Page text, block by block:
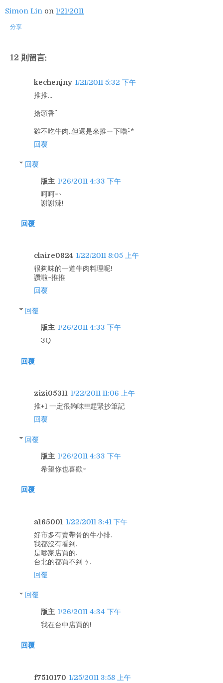
Simon Lin on 1/21/2011
分享
12 則留言:
kechenjny 1/21/2011 5:32 下午
推推...
搶頭香^^
雖不吃牛肉..但還是來推ㄧ下嚕^-*
回覆
回覆
版主 1/26/2011 4:33 下午
呵呵~~
謝謝辣!
回覆
claire0824 1/22/2011 8:05 上午
很夠味的一道牛肉料理呢!
讚啦~推推
回覆
回覆
版主 1/26/2011 4:33 下午
3Q
回覆
zizi05311 1/22/2011 11:06 上午
推+1 一定很夠味!!!趕緊抄筆記
回覆
回覆
版主 1/26/2011 4:33 下午
希望你也喜歡~
回覆
a165001 1/22/2011 3:41 下午
好市多有賣帶骨的牛小排.
我都沒有看到.
是哪家店買的.
台北的都買不到ㄋ.
回覆
回覆
版主 1/26/2011 4:34 下午
我在台中店買的!
回覆
f7510170 1/25/2011 3:58 上午